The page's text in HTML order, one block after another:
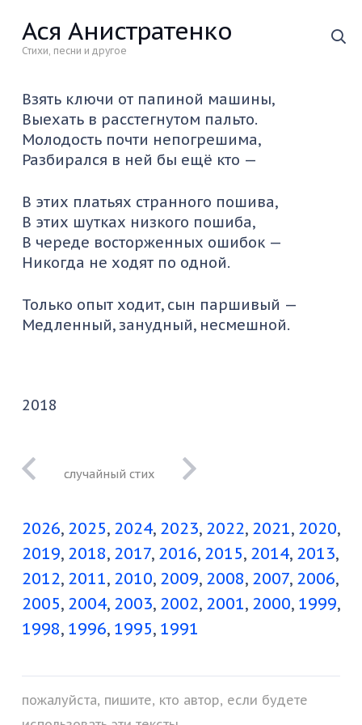
Ася Анистратенко
Стихи, песни и другое
Взять ключи от папиной машины,
Выехать в расстегнутом пальто.
Молодость почти непогрешима,
Разбирался в ней бы ещё кто —
В этих платьях странного пошива,
В этих шутках низкого пошиба,
В череде восторженных ошибок —
Никогда не ходят по одной.
Только опыт ходит, сын паршивый —
Медленный, занудный, несмешной.
2018
целиком
2026 2025 2024 2023 2022 2021 2020
2019 2018 2017 2016 2015 2014 2013
2012 2011 2010 2009 2008 2007 2006
2005 2004 2003 2002 2001 2000 1999
1998 1996 1995 1991
пожалуйста, пишите, кто автор, если будете